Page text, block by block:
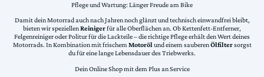
Pflege und Wartung: Länger Freude am Bike
Damit dein Motorrad auch nach Jahren noch glänzt und technisch einwandfrei bleibt,
bieten wir speziellenReinigerfür alle Oberflächen an. Ob Kettenfett-Entferner,
Felgenreiniger oder Politur für die Lackteile – die richtige Pflege erhält den Wert deines
Motorrads. In Kombination mit frischemMotorölund einem sauberenÖlfiltersorgst
du für eine lange Lebensdauer des Triebwerks.
Dein Online Shop mit dem Plus an Service